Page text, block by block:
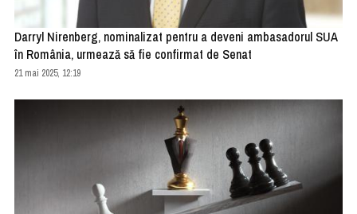
Darryl Nirenberg, nominalizat pentru a deveni ambasadorul SUA
în România, urmează să fie confirmat de Senat
21 mai 2025, 12:19